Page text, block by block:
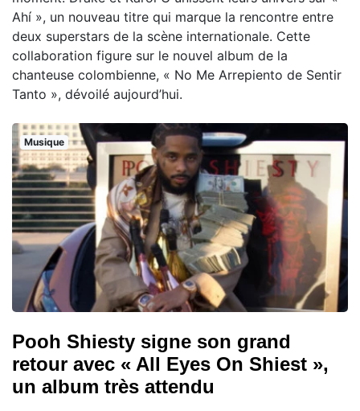
Ahí », un nouveau titre qui marque la rencontre entre
deux superstars de la scène internationale. Cette
collaboration figure sur le nouvel album de la
chanteuse colombienne, « No Me Arrepiento de Sentir
Tanto », dévoilé aujourd’hui.
Musique
Pooh Shiesty signe son grand
retour avec « All Eyes On Shiest »,
un album très attendu